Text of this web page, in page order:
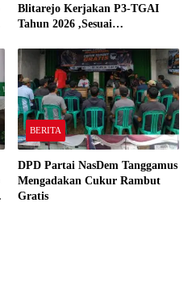
Blitarejo Kerjakan P3-TGAI
Tahun 2026 ,Sesuai
BERITA
DPD Partai NasDem Tanggamus
Mengadakan Cukur Rambut
Gratis